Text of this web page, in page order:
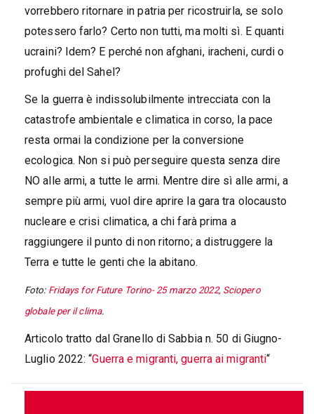
vorrebbero ritornare in patria per ricostruirla, se solo
potessero farlo? Certo non tutti, ma molti sì. E quanti
ucraini? Idem? E perché non afghani, iracheni, curdi o
profughi del Sahel?
Se la guerra è indissolubilmente intrecciata con la
catastrofe ambientale e climatica in corso, la pace
resta ormai la condizione per la conversione
ecologica. Non si può perseguire questa senza dire
NO alle armi, a tutte le armi. Mentre dire sì alle armi, a
sempre più armi, vuol dire aprire la gara tra olocausto
nucleare e crisi climatica, a chi farà prima a
raggiungere il punto di non ritorno; a distruggere la
Terra e tutte le genti che la abitano.
Foto: Fridays for Future Torino- 25 marzo 2022, Sciopero
globale per il clima.
Articolo tratto dal Granello di Sabbia n. 50 di Giugno-
Luglio 2022: “Guerra e migranti, guerra ai migranti“